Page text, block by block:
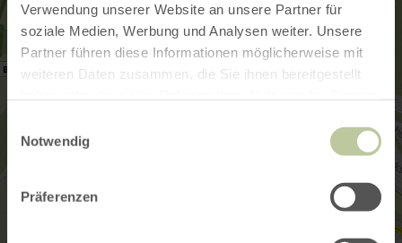
Verwendung unserer Website an unsere Partner für
soziale Medien, Werbung und Analysen weiter. Unsere
Partner führen diese Informationen möglicherweise mit
weiteren Daten zusammen, die Sie ihnen bereitgestellt
Notwendig
Präferenzen